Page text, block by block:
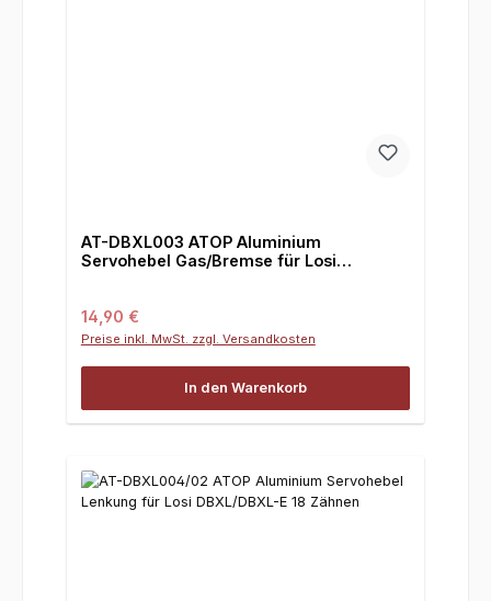
AT-DBXL003 ATOP Aluminium
Servohebel Gas/Bremse für Losi
Regulärer Preis:
14,90 €
Preise inkl. MwSt. zzgl. Versandkosten
In den Warenkorb